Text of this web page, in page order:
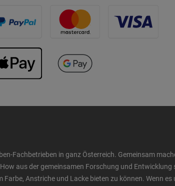
Fachbetrieben in ganz Österreich. Gemeinsam
aus der gemeinsamen Forschung und Entwicklung
Anstriche und Lacke bieten zu können. Wenn